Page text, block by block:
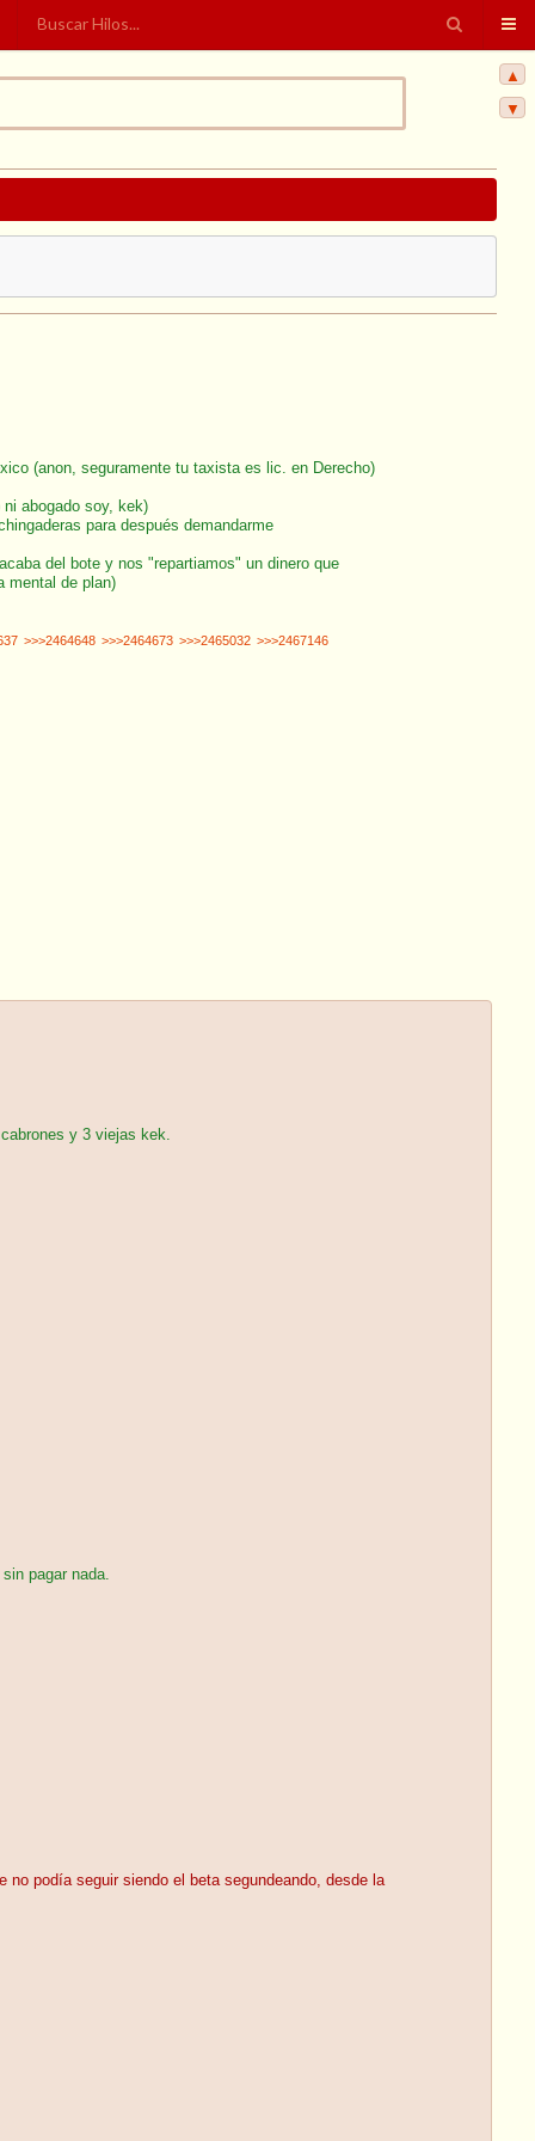
(anon, seguramente tu taxista es lic. en Derecho)
abogado soy, kek)
para después demandarme
del bote y nos "repartiamos" un dinero que
mental de plan)
>>>2464648 >>>2464673 >>>2465032 >>>2467146
y 3 viejas kek.
pagar nada.
podía seguir siendo el beta segundeando, desde la
▲
▼